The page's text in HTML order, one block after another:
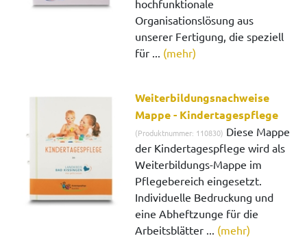
hochfunktionale
Organisationslösung aus
unserer Fertigung, die speziell
für ... (mehr)
Weiterbildungsnachweise
Mappe - Kindertagespflege
(Produktnummer: 110830) Diese Mappe
der Kindertagespflege wird als
Weiterbildungs-Mappe im
Pflegebereich eingesetzt.
Individuelle Bedruckung und
eine Abheftzunge für die
Arbeitsblätter ... (mehr)